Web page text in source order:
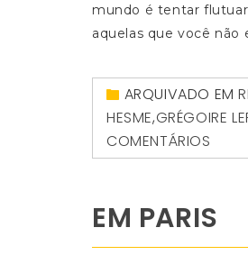
mundo é tentar
aquelas que você
ARQUIVADO EM
HESME,GRÉGOIRE
COMENTÁRIOS
EM PARIS